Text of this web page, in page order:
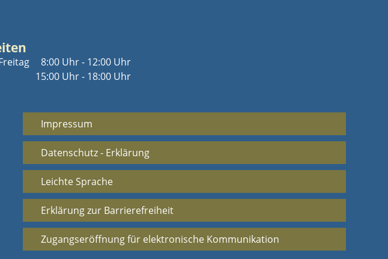
8:00 Uhr - 12:00 Uhr
15:00 Uhr - 18:00 Uhr
Impressum
Datenschutz - Erklärung
Leichte Sprache
Erklärung zur Barrierefreiheit
Zugangseröffnung für elektronische Kommunikation